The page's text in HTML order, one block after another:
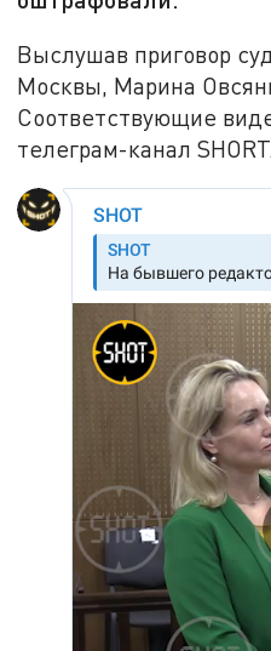
Выслушав приговор
Москвы, Марина
Соответствующие
телеграм-канал SHORT.